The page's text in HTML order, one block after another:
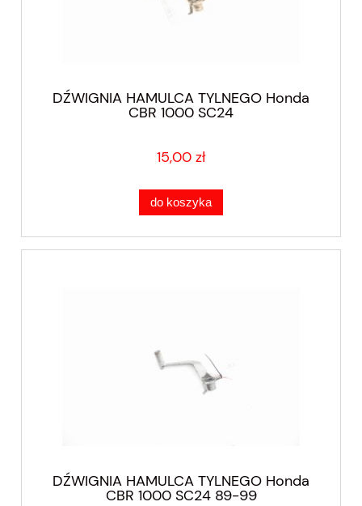
DŹWIGNIA HAMULCA TYLNEGO Honda
CBR 1000 SC24
15,00 zł
do koszyka
DŹWIGNIA HAMULCA TYLNEGO Honda
CBR 1000 SC24 89-99